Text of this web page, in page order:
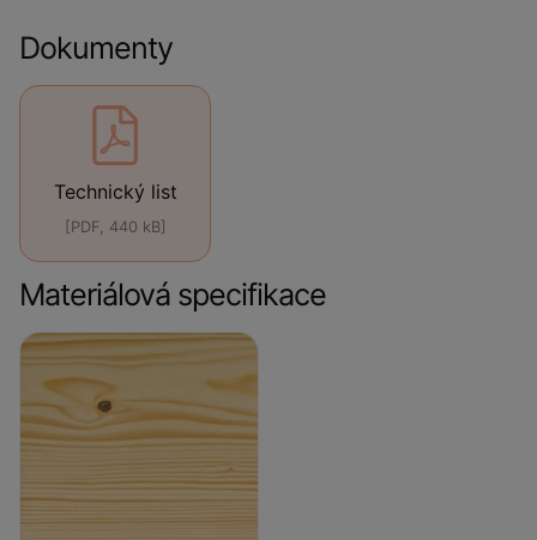
Dokumenty
Technický list
[PDF, 440 kB]
Materiálová specifikace